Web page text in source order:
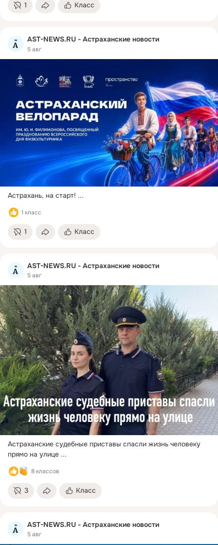
1 Класс
AST-NEWS.RU - Астраханские новости
5 авг
Астрахань, на старт! ...
1 класс
1 Класс
AST-NEWS.RU - Астраханские новости
5 авг
Астраханские судебные приставы спасли жизнь человеку
прямо на улице ...
8 классов
3 Класс
AST-NEWS.RU - Астраханские новости
5 авг